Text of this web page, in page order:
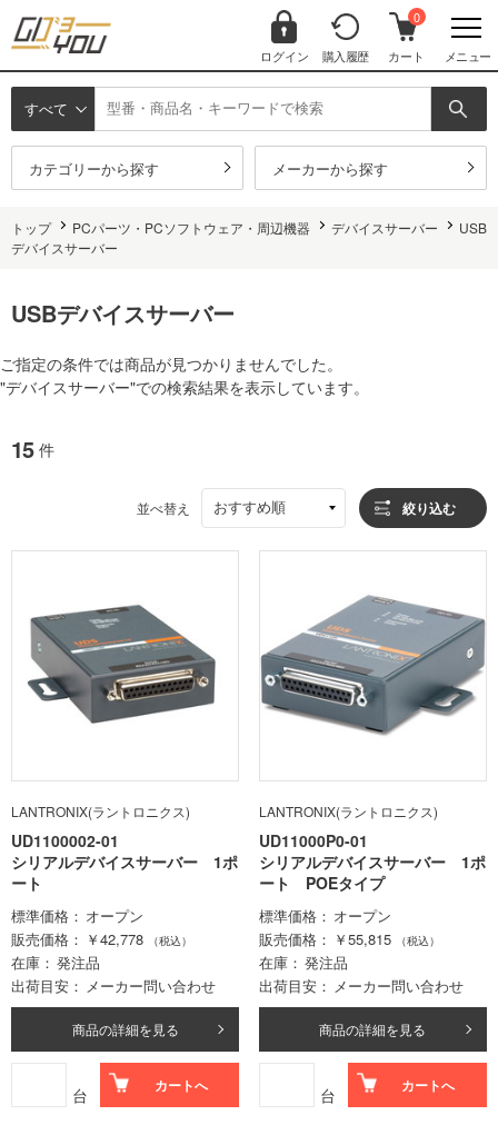
ログイン 購入履歴
0
カート メニュー
すべて
カテゴリーから探す メーカーから探す
トップ PCパーツ・PCソフトウェア・周辺機器 デバイスサーバー
USB
デバイスサーバー
USBデバイスサーバー
ご指定の条件では商品が見つかりませんでした。
"デバイスサーバー"での検索結果を表示しています。
15 件
並べ替え おすすめ順 絞り込む
LANTRONIX(ラントロニクス)
UD1100002-01
シリアルデバイスサーバー 1ポ
ート
標準価格
オープン
販売価格
￥42,778 （税込）
在庫
発注品
出荷目安
メーカー問い合わせ
商品の詳細を見る
台 カートへ
LANTRONIX(ラントロニクス)
UD11000P0-01
シリアルデバイスサーバー 1ポ
ート POEタイプ
標準価格
オープン
販売価格
￥55,815 （税込）
在庫
発注品
出荷目安
メーカー問い合わせ
商品の詳細を見る
台 カートへ